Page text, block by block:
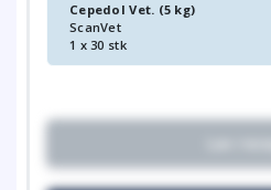
Cepedol Vet. (5 kg)
ScanVet
1 x 30 stk